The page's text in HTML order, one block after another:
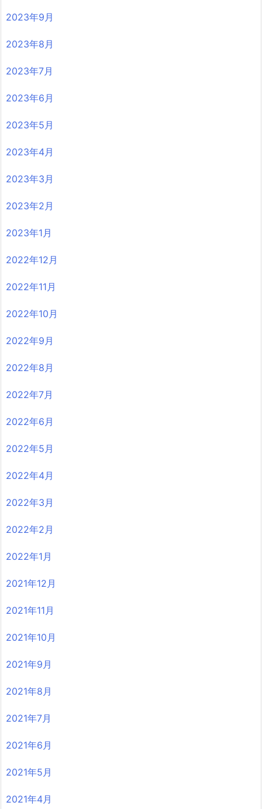
2023年9月
2023年8月
2023年7月
2023年6月
2023年5月
2023年4月
2023年3月
2023年2月
2023年1月
2022年12月
2022年11月
2022年10月
2022年9月
2022年8月
2022年7月
2022年6月
2022年5月
2022年4月
2022年3月
2022年2月
2022年1月
2021年12月
2021年11月
2021年10月
2021年9月
2021年8月
2021年7月
2021年6月
2021年5月
2021年4月